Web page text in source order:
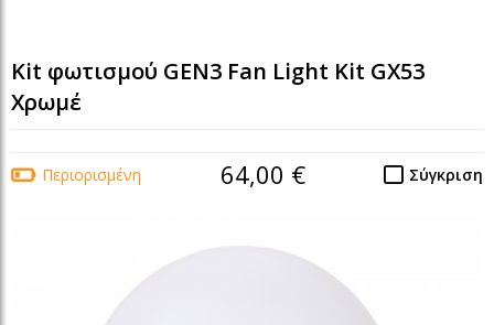
Kit φωτισμού GEN3 Fan Light Kit GX53
Χρωμέ
Περιορισμένη Σύγκριση
64,00 €